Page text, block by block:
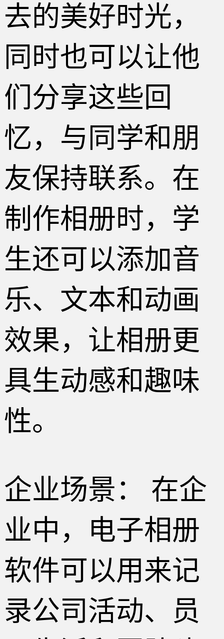
去的美好时光，
同时也可以让他
们分享这些回
忆，与同学和朋
友保持联系。在
制作相册时，学
生还可以添加音
乐、文本和动画
效果，让相册更
具生动感和趣味
性。
企业场景： 在企
业中，电子相册
软件可以用来记
录公司活动、员